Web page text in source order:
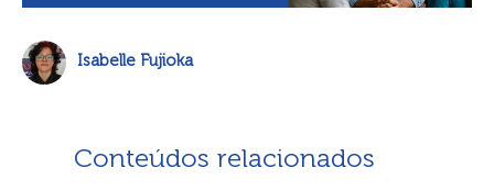
Isabelle Fujioka
Conteúdos relacionados